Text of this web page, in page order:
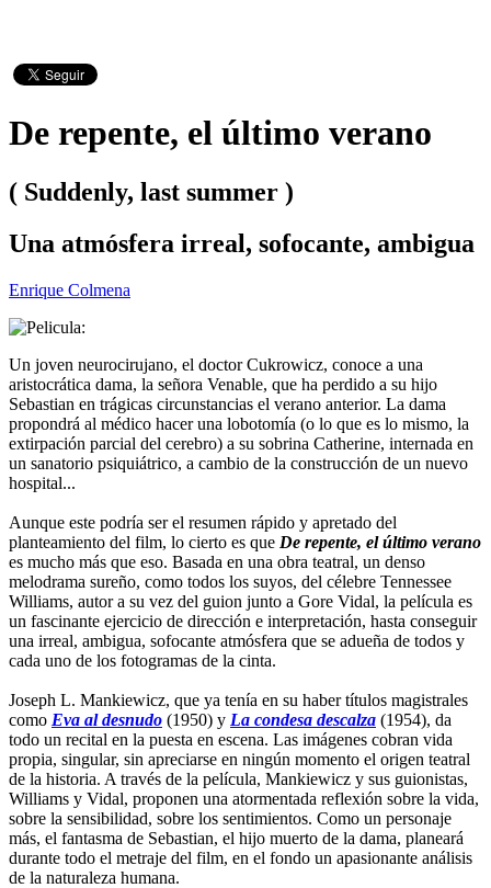
De repente, el último verano
( Suddenly, last summer )
Una atmósfera irreal, sofocante, ambigua
Enrique Colmena
Un joven neurocirujano, el doctor Cukrowicz, conoce a una
aristocrática dama, la señora Venable, que ha perdido a su hijo
Sebastian en trágicas circunstancias el verano anterior. La dama
propondrá al médico hacer una lobotomía (o lo que es lo mismo, la
extirpación parcial del cerebro) a su sobrina Catherine, internada en
un sanatorio psiquiátrico, a cambio de la construcción de un nuevo
hospital...
Aunque este podría ser el resumen rápido y apretado del
planteamiento del film, lo cierto es que De repente, el último verano
es mucho más que eso. Basada en una obra teatral, un denso
melodrama sureño, como todos los suyos, del célebre Tennessee
Williams, autor a su vez del guion junto a Gore Vidal, la película es
un fascinante ejercicio de dirección e interpretación, hasta conseguir
una irreal, ambigua, sofocante atmósfera que se adueña de todos y
cada uno de los fotogramas de la cinta.
Joseph L. Mankiewicz, que ya tenía en su haber títulos magistrales
como Eva al desnudo (1950) y La condesa descalza (1954), da
todo un recital en la puesta en escena. Las imágenes cobran vida
propia, singular, sin apreciarse en ningún momento el origen teatral
de la historia. A través de la película, Mankiewicz y sus guionistas,
Williams y Vidal, proponen una atormentada reflexión sobre la vida,
sobre la sensibilidad, sobre los sentimientos. Como un personaje
más, el fantasma de Sebastian, el hijo muerto de la dama, planeará
durante todo el metraje del film, en el fondo un apasionante análisis
de la naturaleza humana.